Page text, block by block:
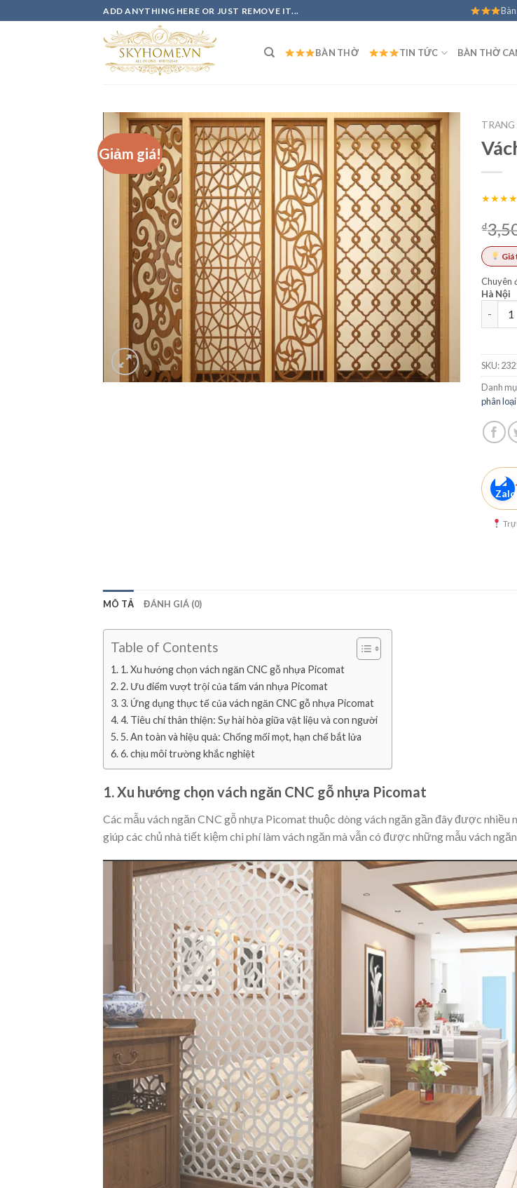
to
ADD ANYTHING HERE OR JUST REMOVE IT...
BÀN THỜ TIN TỨC BÀN THỜ
Giảm giá!
TRANG
₫
Chuyên
Hà Nội
Vách
SKU:
Danh
phân loại
MÔ TẢ ĐÁNH GIÁ (0)
Table of Contents
1. Xu hướng chọn vách ngăn CNC gỗ nhựa Picomat
2. Ưu điểm vượt trội của tấm ván nhựa Picomat
3. Ứng dụng thực tế của vách ngăn CNC gỗ nhựa Picomat
4. Tiêu chí thân thiện: Sự hài hòa giữa vật liệu và con người
5. An toàn và hiệu quả: Chống mối mọt, hạn chế bắt lửa
6. chịu môi trường khắc nghiệt
1. Xu hướng chọn vách ngăn CNC gỗ nhựa Picomat
Các mẫu vách ngăn CNC gỗ nhựa Picomat thuộc dòng vách ngăn gần đây được
giúp các chủ nhà tiết kiệm chi phí làm vách ngăn mà vẫn có được những mẫu vách